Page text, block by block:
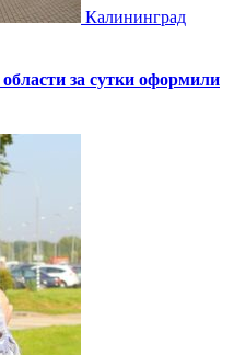
Калининград
за сутки оформили